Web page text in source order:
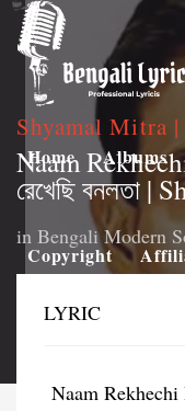
Home Albums
Copyright
Shyamal Mitra |
Naam
রেখেছি বনলতা |
in Bengali Modern
LYRIC
Naam Rekhechi